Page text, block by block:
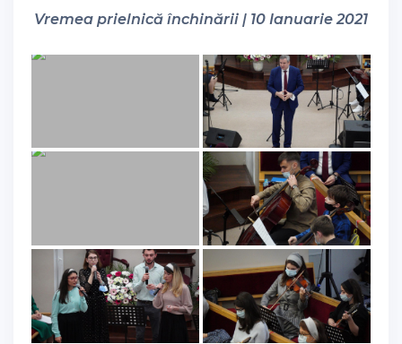
Vremea prielnică închinării | 10 Ianuarie 2021